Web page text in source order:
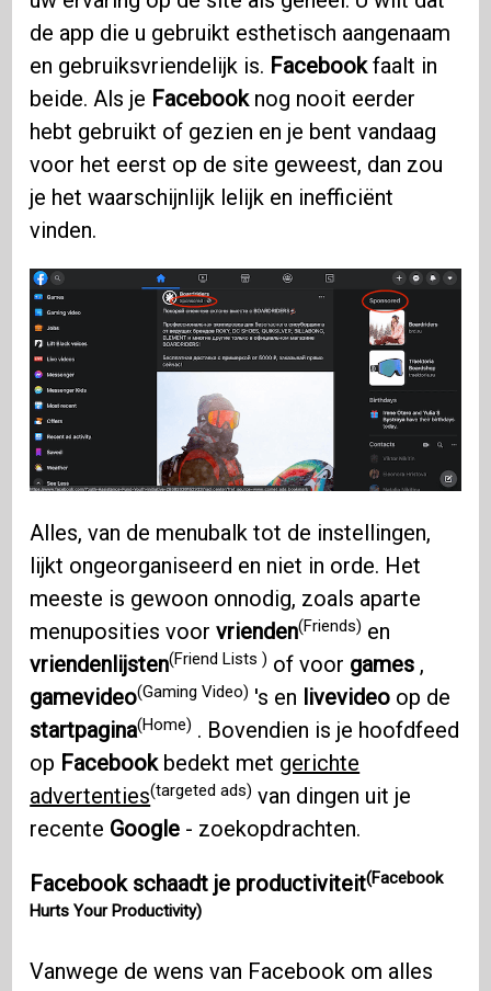
de app die u gebruikt esthetisch aangenaam
en gebruiksvriendelijk is. Facebookfaalt in
beide. Als je Facebooknog nooit eerder
hebt gebruikt of gezien en je bent vandaag
voor het eerst op de site geweest, dan zou
je het waarschijnlijk lelijk en inefficiënt
vinden.
Alles, van de menubalk tot de instellingen,
lijkt ongeorganiseerd en niet in orde. Het
meeste is gewoon onnodig, zoals aparte
menuposities voorvrienden(Friends) en
vriendenlijsten(Friend Lists ) of voor games ,
gamevideo(Gaming Video) 's en livevideo op de
startpagina(Home) . Bovendien is je hoofdfeed
op Facebookbedekt met gerichte
advertenties(targeted ads) van dingen uit je
recente Google - zoekopdrachten.
Facebook schaadt je productiviteit(Facebook
Hurts Your Productivity)
Vanwege de wens van Facebook om alles